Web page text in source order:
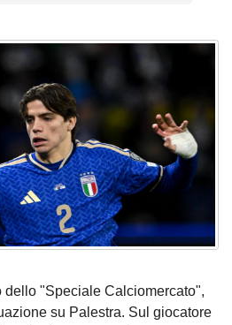
dello "Speciale Calciomercato",
su Palestra. Sul giocatore